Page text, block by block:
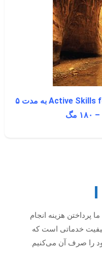
دانلود خودآموز Active Skills for Reading Intro به مدت ۵
پرداختن هزینه انجام
خدماتی است که
را صرف آن می‌کنیم.